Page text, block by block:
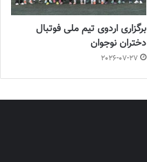
برگزاری اردوی تیم ملی فوتبال
دختران نوجوان
2026-07-27